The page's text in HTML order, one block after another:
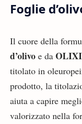
Foglie
Il cuore della
d’olivo e da
titolato in
prodotto, la
aiuta a capire
valorizzato nella